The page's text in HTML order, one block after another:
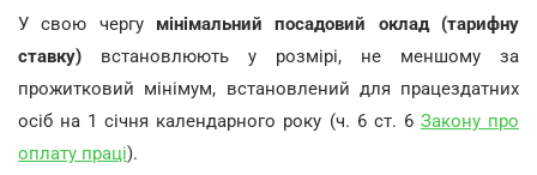
У свою чергумінімальний посадовий оклад (тарифну
ставку) встановлюють у розмірі, не меншому за
прожитковий мінімум, встановлений для працездатних
осіб на 1 січня календарного року (ч. 6 ст. 6 Закону про
оплату праці).